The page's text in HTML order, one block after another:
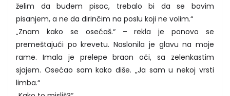
želim da budem pisac, trebalo bi da se bavim
pisanjem, a ne da dirinčim na poslu koji ne volim.“
„Znam kako se osećaš.“ – rekla je ponovo se
premeštajući po krevetu. Naslonila je glavu na moje
rame. Imala je prelepe braon oči, sa zelenkastim
sjajem. Osećao sam kako diše. „Ja sam u nekoj vrsti
limba.“